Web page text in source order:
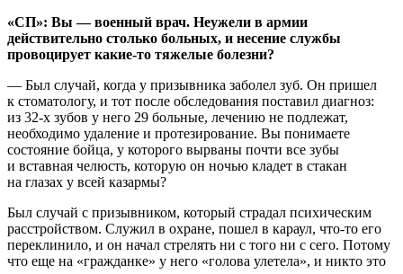
«СП»: Вы — военный врач. Неужели в армии
действительно столько больных, и несение службы
провоцирует какие-то тяжелые болезни?
— Был случай, когда у призывника заболел зуб. Он пришел
к стоматологу, и тот после обследования поставил диагноз:
из 32-х зубов у него 29 больные, лечению не подлежат,
необходимо удаление и протезирование. Вы понимаете
состояние бойца, у которого вырваны почти все зубы
и вставная челюсть, которую он ночью кладет в стакан
на глазах у всей казармы?
Был случай с призывником, который страдал психическим
расстройством. Служил в охране, пошел в караул, что-то его
переклинило, и он начал стрелять ни с того ни с сего. Потому
что еще на «гражданке» у него «голова улетела», и никто это